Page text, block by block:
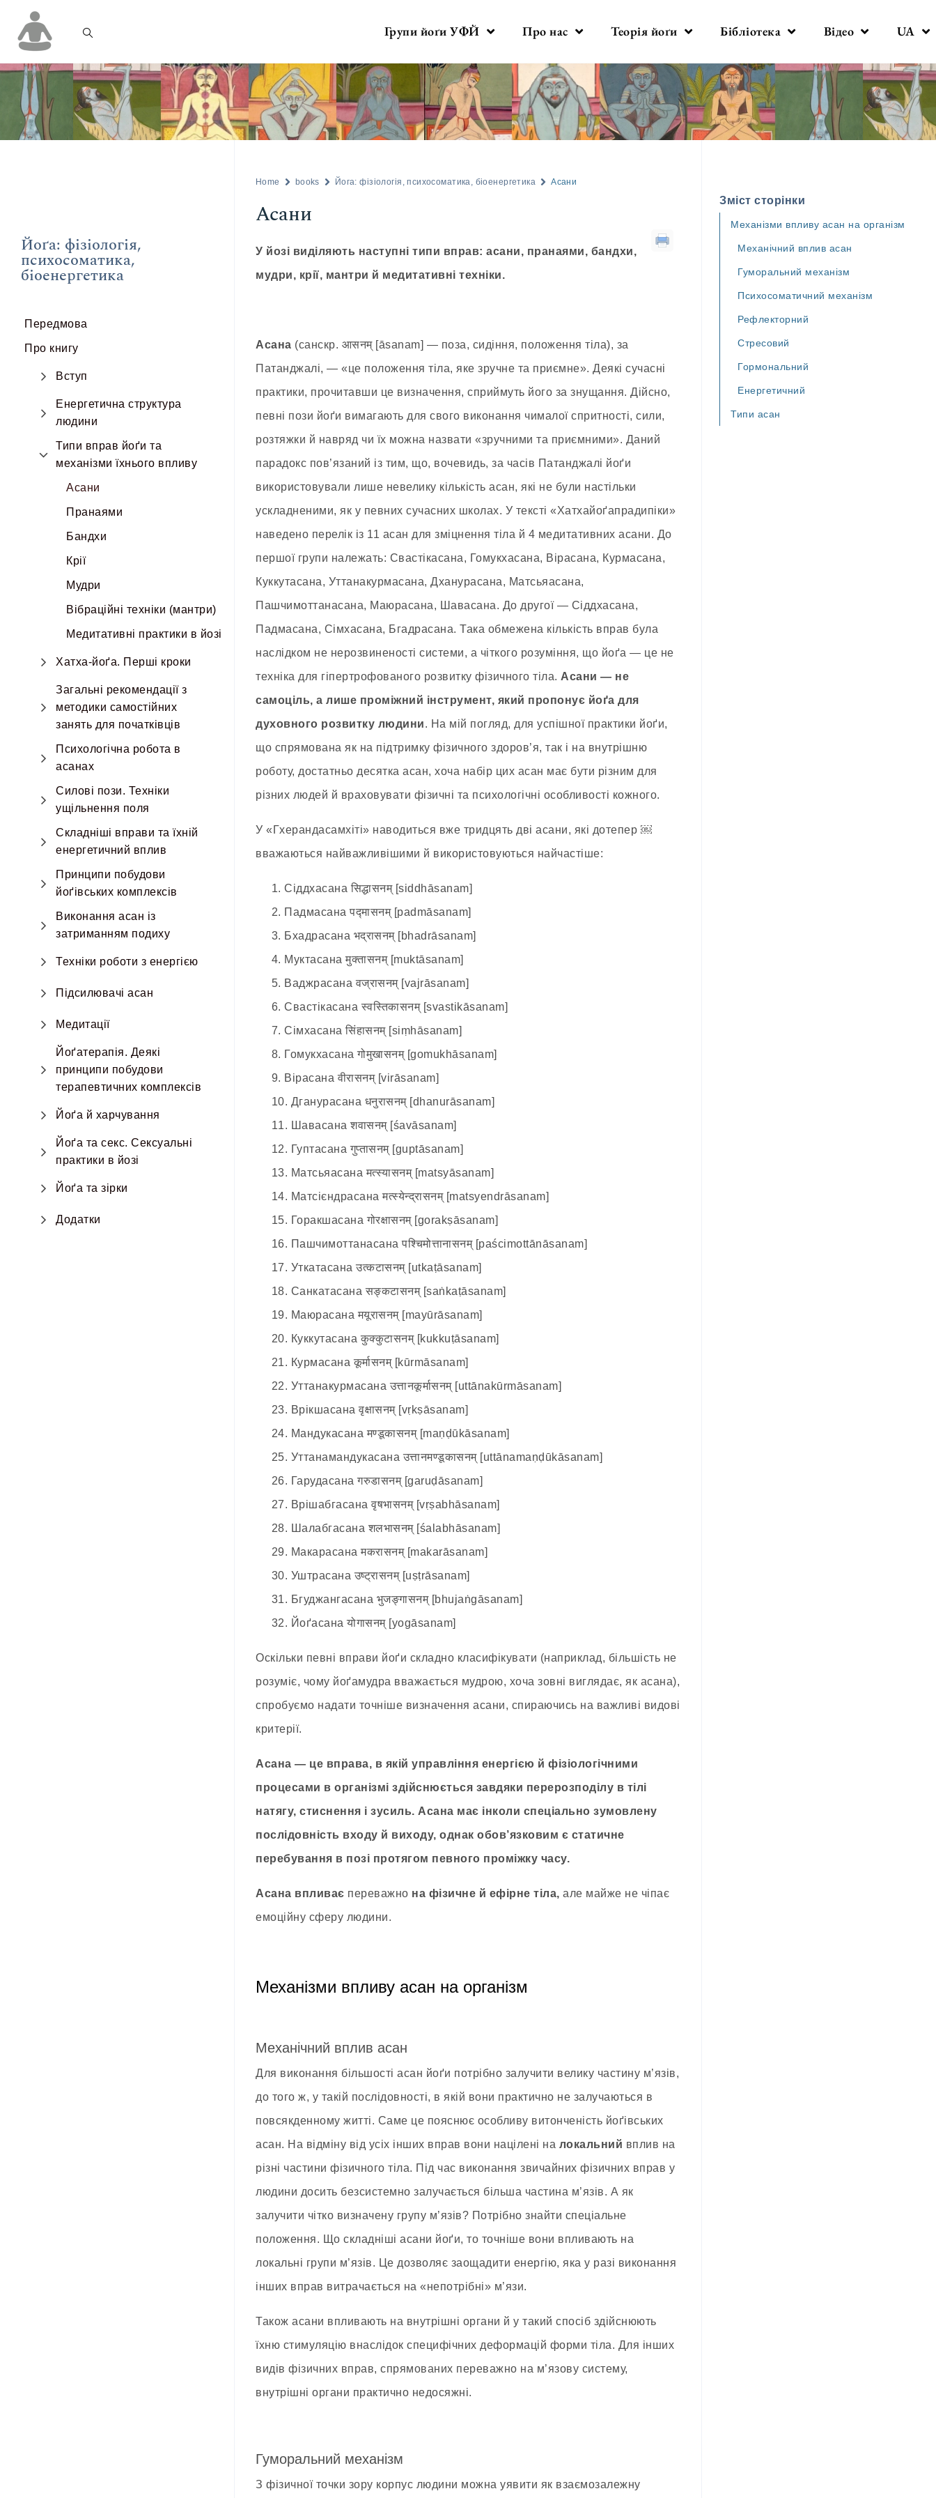
Групи йоґи УФЙ Про нас Теорія йоґи Бібліотека Відео UA
Йоґа: фізіологія,
психосоматика,
біоенергетика
Передмова
Про книгу
Вступ
Енергетична структура
людини
Типи вправ йоґи та
механізми їхнього впливу
Асани
Пранаями
Бандхи
Крії
Мудри
Вібраційні техніки (мантри)
Медитативні практики в йозі
Хатха-йоґа. Перші кроки
Загальні рекомендації з
методики самостійних
занять для початківців
Психологічна робота в
асанах
Силові пози. Техніки
ущільнення поля
Складніші вправи та їхній
енергетичний вплив
Принципи побудови
йоґівських комплексів
Виконання асан із
затриманням подиху
Техніки роботи з енергією
Підсилювачі асан
Медитації
Йоґатерапія. Деякі
принципи побудови
терапевтичних комплексів
Йоґа й харчування
Йоґа та секс. Сексуальні
практики в йозі
Йоґа та зірки
Додатки
Home books Йога: фізіологія, психосоматика, біоенергетика Асани
Асани
У йозі виділяють наступні типи вправ: асани, пранаями, бандхи,
мудри, крії, мантри й медитативні техніки.
Асана (санскр. आसनम् [āsanam] — поза, сидіння, положення тіла), за
Патанджалі, — «це положення тіла, яке зручне та приємне». Деякі сучасні
практики, прочитавши це визначення, сприймуть його за знущання. Дійсно,
певні пози йоґи вимагають для свого виконання чималої спритності, сили,
розтяжки й навряд чи їх можна назвати «зручними та приємними». Даний
парадокс пов’язаний із тим, що, вочевидь, за часів Патанджалі йоґи
використовували лише невелику кількість асан, які не були настільки
ускладненими, як у певних сучасних школах. У тексті «Хатхайоґапрадипіки»
наведено перелік із 11 асан для зміцнення тіла й 4 медитативних асани. До
першої групи належать: Свастікасана, Гомукхасана, Вірасана, Курмасана,
Куккутасана, Уттанакурмасана, Дханурасана, Матсьяасана,
Пашчимоттанасана, Маюрасана, Шавасана. До другої — Сіддхасана,
Падмасана, Сімхасана, Бгадрасана. Така обмежена кількість вправ була
наслідком не нерозвиненості системи, а чіткого розуміння, що йоґа — це не
техніка для гіпертрофованого розвитку фізичного тіла. Асани — не
самоціль, а лише проміжний інструмент, який пропонує йоґа для
духовного розвитку людини. На мій погляд, для успішної практики йоґи,
що спрямована як на підтримку фізичного здоров’я, так і на внутрішню
роботу, достатньо десятка асан, хоча набір цих асан має бути різним для
різних людей й враховувати фізичні та психологічні особливості кожного.
У «Гхерандасамхіті» наводиться вже тридцять дві асани, які дотепер ￼
вважаються найважливішими й використовуються найчастіше:
1. Сіддхасана सिद्धासनम् [siddhāsanam]
2. Падмасана पद्मासनम् [padmāsanam]
3. Бхадрасана भद्रासनम् [bhadrāsanam]
4. Муктасана मुक्तासनम् [muktāsanam]
5. Ваджрасана वज्रासनम् [vajrāsanam]
6. Свастікасана स्वस्तिकासनम् [svastikāsanam]
7. Сімхасана सिंहासनम् [siṃhāsanam]
8. Гомукхасана गोमुखासनम् [gomukhāsanam]
9. Вірасана वीरासनम् [virāsanam]
10. Дганурасана धनुरासनम् [dhanurāsanam]
11. Шавасана शवासनम् [śavāsanam]
12. Гуптасана गुप्तासनम् [guptāsanam]
13. Матсьяасана मत्स्यासनम् [matsyāsanam]
14. Матсієндрасана मत्स्येन्द्रासनम् [matsyendrāsanam]
15. Горакшасана गोरक्षासनम् [gorakṣāsanam]
16. Пашчимоттанасана पश्चिमोत्तानासनम् [paścimottānāsanam]
17. Уткатасана उत्कटासनम् [utkaṭāsanam]
18. Санкатасана सङ्कटासनम् [saṅkaṭāsanam]
19. Маюрасана मयूरासनम् [mayūrāsanam]
20. Куккутасана कुक्कुटासनम् [kukkuṭāsanam]
21. Курмасана कूर्मासनम् [kūrmāsanam]
22. Уттанакурмасана उत्तानकूर्मासनम् [uttānakūrmāsanam]
23. Врікшасана वृक्षासनम् [vṛkṣāsanam]
24. Мандукасана मण्डूकासन​म् [maṇḍūkāsanam]
25. Уттанамандукасана उत्तानमण्डूकासन​म् [uttānamaṇḍūkāsanam]
26. Гарудасана गरुडासनम् [garuḍāsanam]
27. Врішабгасана वृषभासनम् [vṛṣabhāsanam]
28. Шалабгасана शलभासनम् [śalabhāsanam]
29. Макарасана मकरासनम् [makarāsanam]
30. Уштрасана उष्ट्रासनम् [uṣṭrāsanam]
31. Бгуджангасана भुजङ्गासनम् [bhujaṅgāsanam]
32. Йоґасана योगासनम् [yogāsanam]
Оскільки певні вправи йоґи складно класифікувати (наприклад, більшість не
розуміє, чому йоґамудра вважається мудрою, хоча зовні виглядає, як асана),
спробуємо надати точніше визначення асани, спираючись на важливі видові
критерії.
Асана — це вправа, в якій управління енергією й фізіологічними
процесами в організмі здійснюється завдяки перерозподілу в тілі
натягу, стиснення і зусиль. Асана має інколи спеціально зумовлену
послідовність входу й виходу, однак обов’язковим є статичне
перебування в позі протягом певного проміжку часу.
Асана впливає переважно на фізичне й ефірне тіла, але майже не чіпає
емоційну сферу людини.
Механізми впливу асан на організм
Механічний вплив асан
Для виконання більшості асан йоґи потрібно залучити велику частину м’язів,
до того ж, у такій послідовності, в якій вони практично не залучаються в
повсякденному житті. Саме це пояснює особливу витонченість йоґівських
асан. На відміну від усіх інших вправ вони націлені на локальний вплив на
різні частини фізичного тіла. Під час виконання звичайних фізичних вправ у
людини досить безсистемно залучається більша частина м’язів. А як
залучити чітко визначену групу м’язів? Потрібно знайти спеціальне
положення. Що складніші асани йоґи, то точніше вони впливають на
локальні групи м’язів. Це дозволяє заощадити енергію, яка у разі виконання
інших вправ витрачається на «непотрібні» м’язи.
Також асани впливають на внутрішні органи й у такий спосіб здійснюють
їхню стимуляцію внаслідок специфічних деформацій форми тіла. Для інших
видів фізичних вправ, спрямованих переважно на м’язову систему,
внутрішні органи практично недосяжні.
Гуморальний механізм
З фізичної точки зору корпус людини можна уявити як взаємозалежну
Зміст сторінки
Механізми впливу асан на організм
Механічний вплив асан
Гуморальний механізм
Психосоматичний механізм
Рефлекторний
Стресовий
Гормональний
Енергетичний
Типи асан